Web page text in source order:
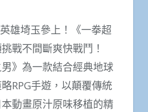
雄埼玉參上！《一拳超
戰不間斷爽快戰鬥！
男》為一款結合經典地球
RPG手遊，以顛覆傳統
動畫原汁原味移植的精